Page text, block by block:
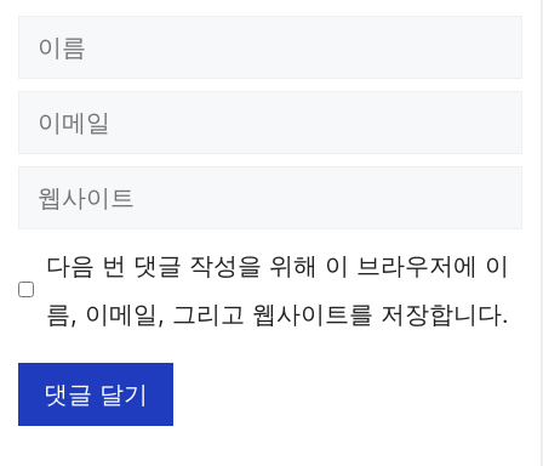
이
이
웹
이
다음 번 댓글 작성을 위해 이 브라우저에 이
름, 이메일, 그리고 웹사이트를 저장합니다.